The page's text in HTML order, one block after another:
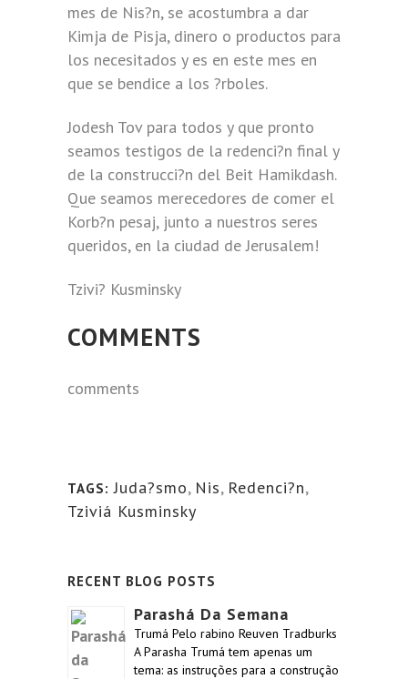
mes de Nis?n, se acostumbra a dar
Kimja de Pisja, dinero o productos para
los necesitados y es en este mes en
que se bendice a los ?rboles.
Jodesh Tov para todos y que pronto
seamos testigos de la redenci?n final y
de la construcci?n del Beit Hamikdash.
Que seamos merecedores de comer el
Korb?n pesaj, junto a nuestros seres
queridos, en la ciudad de Jerusalem!
Tzivi? Kusminsky
COMMENTS
comments
TAGS: Juda?smo, Nis, Redenci?n,
Tziviá Kusminsky
RECENT BLOG POSTS
Parashá Da Semana
Trumá Pelo rabino Reuven Tradburks
A Parasha Trumá tem apenas um
tema: as instruções para a construção